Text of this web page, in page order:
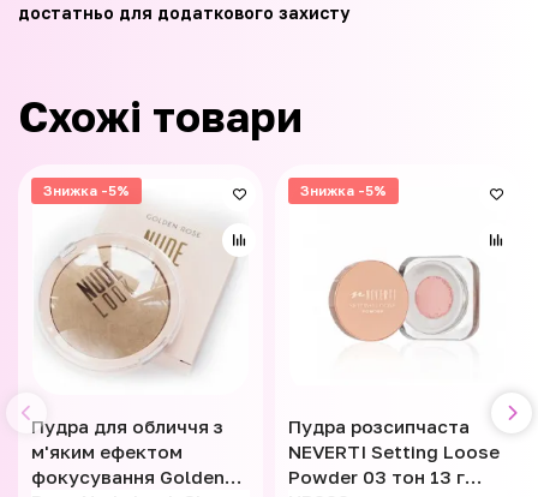
достатньо для додаткового захисту
Схожі товари
Знижка -5%
Пудра для обличчя з
м'яким ефектом
фокусування Golden
Знижка -5%
Пудра розсипчаста
NEVERTI Setting Loose
Powder 03 тон 13 г